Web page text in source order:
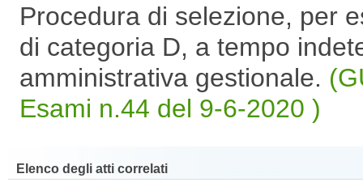
Procedura di selezione, per
di categoria D, a tempo
amministrativa gestionale.
Esami n.44 del 9-6-2020 )
Elenco degli atti correlati